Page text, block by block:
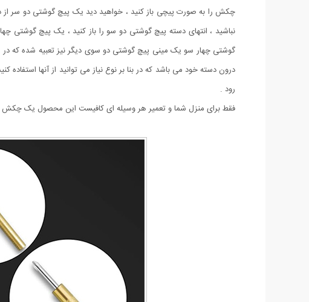
چکش را به صورت پیچی باز کنید ، خواهید دید یک پیچ گوشتی دو سر از
نباشید ، انتهای دسته پیچ گوشتی دو سو را باز کنید ، یک پیچ گوشتی
گوشتی چهار سو یک مینی پیچ گوشتی دو سوی دیگر نیز تعبیه شده که
درون دسته خود می باشد که در بنا بر نوع نیاز می توانید از آنها
رود .
فقط برای منزل شما و تعمیر هر وسیله ای کافیست این محصول یک